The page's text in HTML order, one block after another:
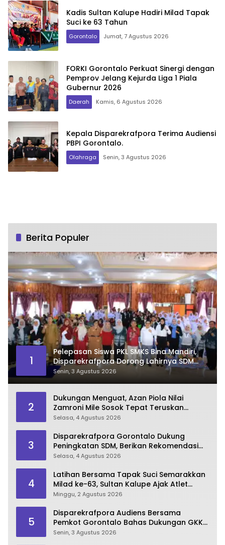
Kadis Sultan Kalupe Hadiri Milad Tapak
Suci ke 63 Tahun
Gorontalo Jumat, 7 Agustus 2026
FORKI Gorontalo Perkuat Sinergi dengan
Pemprov Jelang Kejurda Liga 1 Piala
Gubernur 2026
Daerah Kamis, 6 Agustus 2026
Kepala Disparekrafpora Terima Audiensi
PBPI Gorontalo.
Olahraga Senin, 3 Agustus 2026
Berita Populer
1
Pelepasan Siswa PKL SMKS Bina Mandiri,
Disparekrafpora Dorong Lahirnya SDM
Pariwisata Unggul
Senin, 3 Agustus 2026
2
Dukungan Menguat, Azan Piola Nilai
Zamroni Mile Sosok Tepat Teruskan
Pembangunan Bone Bolango
Selasa, 4 Agustus 2026
3
Disparekrafpora Gorontalo Dukung
Peningkatan SDM, Berikan Rekomendasi
Studi S3 bagi Pegawai
Selasa, 4 Agustus 2026
4
Latihan Bersama Tapak Suci Semarakkan
Milad ke-63, Sultan Kalupe Ajak Atlet
Lestarikan Budaya Bela Diri
Minggu, 2 Agustus 2026
5
Disparekrafpora Audiens Bersama
Pemkot Gorontalo Bahas Dukungan GKK
2026
Senin, 3 Agustus 2026